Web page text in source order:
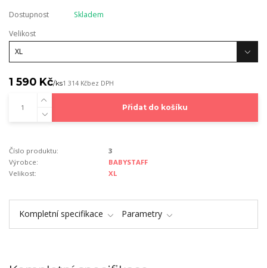
Dostupnost
Skladem
Velikost
1 590 Kč/ks1 314 Kčbez DPH
Přidat do košíku
Číslo produktu:
3
Výrobce:
BABYSTAFF
Velikost:
XL
Kompletní specifikace Parametry